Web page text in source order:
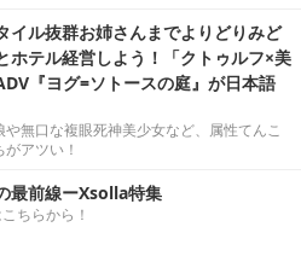
イル抜群お姉さんまでよりどりみど
ホテル経営しよう！「クトゥルフ×美
『ヨグ=ソトースの庭』が日本語
無口な複眼死神美少女など、属性てんこ
アツい！
最前線ーXsolla特集
ちらから！